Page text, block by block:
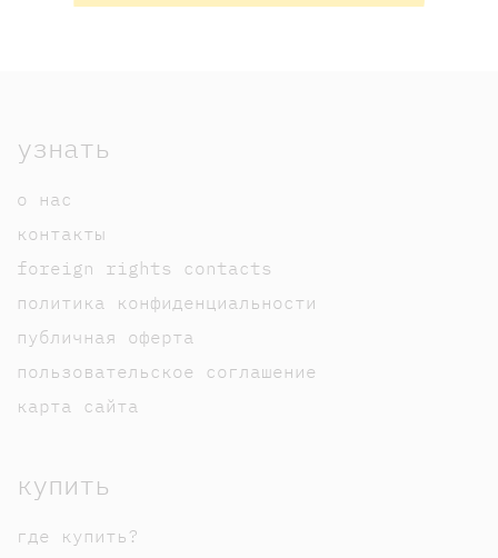
узнать
о нас
контакты
foreign rights contacts
политика конфиденциальности
публичная оферта
пользовательское соглашение
карта сайта
купить
где купить?